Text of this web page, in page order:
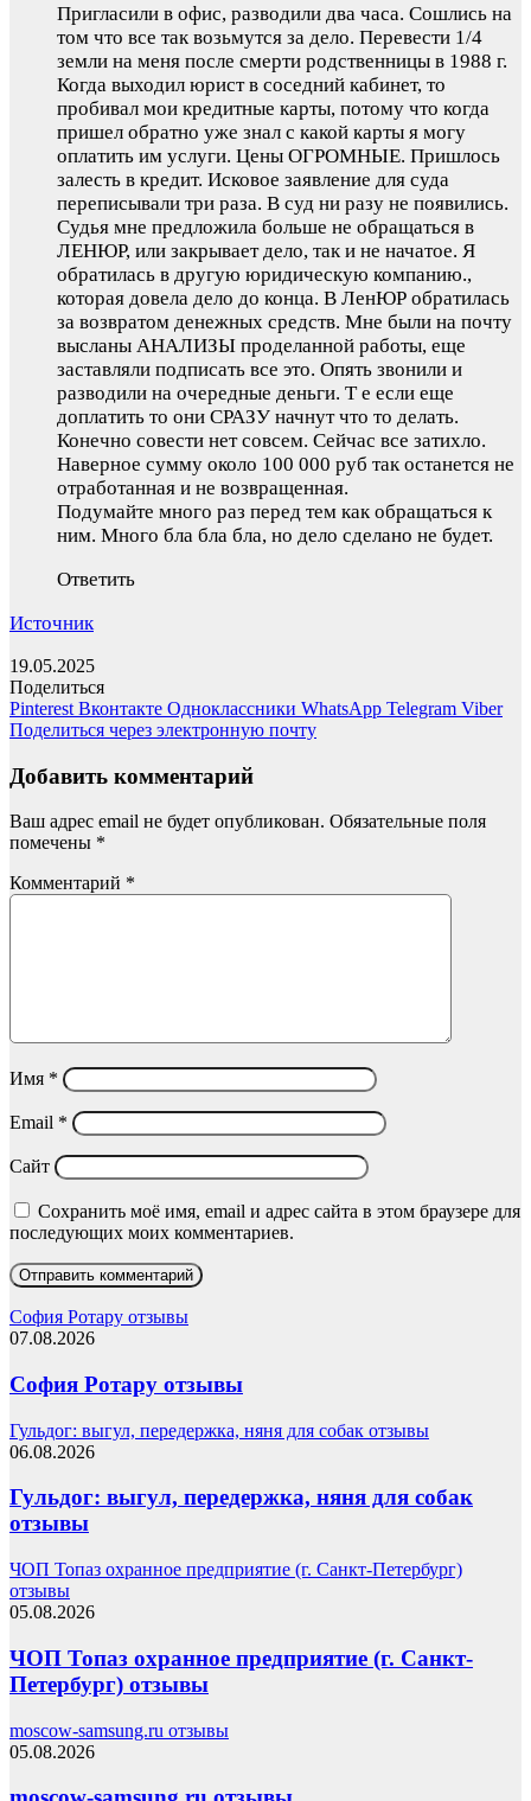
Пригласили в офис, разводили два часа. Сошлись на
том что все так возьмутся за дело. Перевести 1/4
земли на меня после смерти родственницы в 1988 г.
Когда выходил юрист в соседний кабинет, то
пробивал мои кредитные карты, потому что когда
пришел обратно уже знал с какой карты я могу
оплатить им услуги. Цены ОГРОМНЫЕ. Пришлось
залесть в кредит. Исковое заявление для суда
переписывали три раза. В суд ни разу не появились.
Судья мне предложила больше не обращаться в
ЛЕНЮР, или закрывает дело, так и не начатое. Я
обратилась в другую юридическую компанию.,
которая довела дело до конца. В ЛенЮР обратилась
за возвратом денежных средств. Мне были на почту
высланы АНАЛИЗЫ проделанной работы, еще
заставляли подписать все это. Опять звонили и
разводили на очередные деньги. Т е если еще
доплатить то они СРАЗУ начнут что то делать.
Конечно совести нет совсем. Сейчас все затихло.
Наверное сумму около 100 000 руб так останется не
отработанная и не возвращенная.
Подумайте много раз перед тем как обращаться к
ним. Много бла бла бла, но дело сделано не будет.
Ответить
Источник
19.05.2025
Поделиться
Pinterest Вконтакте Одноклассники WhatsApp Telegram Viber
Поделиться через электронную почту
Добавить комментарий
Ваш адрес email не будет опубликован. Обязательные поля
помечены *
Комментарий *
Имя *
Email *
Сайт
Сохранить моё имя, email и адрес сайта в этом браузере для
последующих моих комментариев.
София Ротару отзывы
07.08.2026
София Ротару отзывы
Гульдог: выгул, передержка, няня для собак отзывы
06.08.2026
Гульдог: выгул, передержка, няня для собак
отзывы
ЧОП Топаз охранное предприятие (г. Санкт-Петербург)
отзывы
05.08.2026
ЧОП Топаз охранное предприятие (г. Санкт-
Петербург) отзывы
moscow-samsung.ru отзывы
05.08.2026